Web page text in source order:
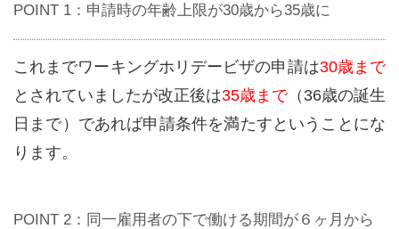
POINT 1：申請時の年齢上限が30歳から35歳に
これまでワーキングホリデービザの申請は30歳まで
とされていましたが改正後は35歳まで（36歳の誕生
日まで）であれば申請条件を満たすということにな
ります。
POINT 2：同一雇用者の下で働ける期間が６ヶ月から